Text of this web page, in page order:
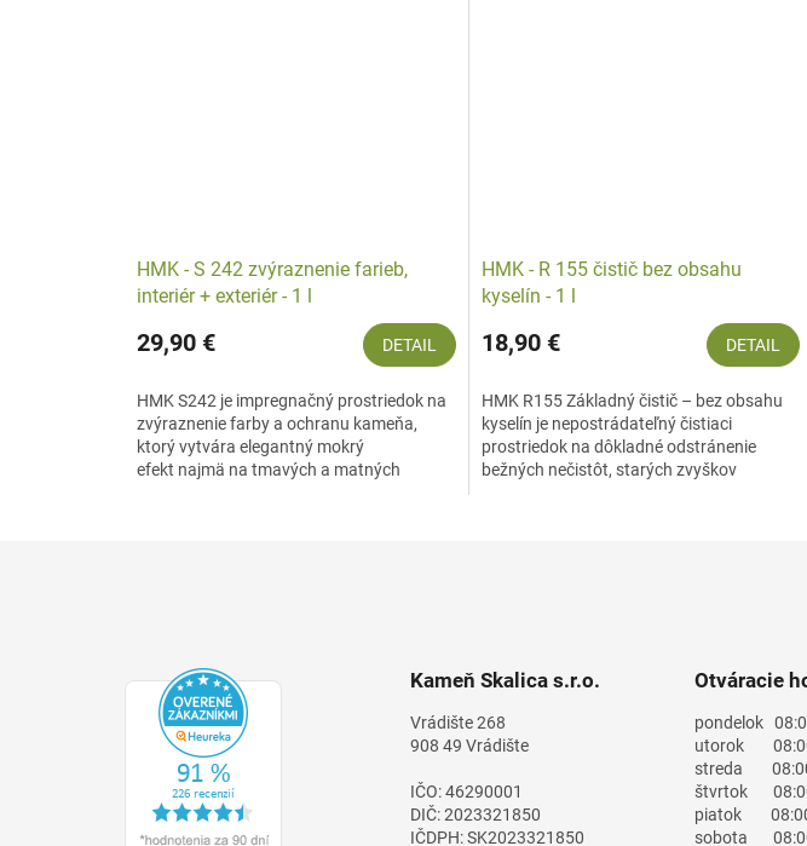
HMK - S 242 zvýraznenie farieb,
interiér + exteriér - 1 l
29,90 € DETAIL
HMK S242 je impregnačný prostriedok na
zvýraznenie farby a ochranu kameňa,
ktorý vytvára elegantný mokrý
efekt najmä na tmavých a matných
HMK - R 155 čistič bez obsahu
kyselín - 1 l
18,90 € DETAIL
HMK R155 Základný čistič – bez obsahu
kyselín je nepostrádateľný čistiaci
prostriedok na dôkladné odstránenie
bežných nečistôt, starých zvyškov
Kameň Skalica s.r.o.
Vrádište 268
908 49 Vrádište
IČO: 46290001
DIČ: 2023321850
IČDPH: SK2023321850
Otváracie
pondelok
utorok 08:00
streda 08:00
štvrtok
piatok 08:00
sobota